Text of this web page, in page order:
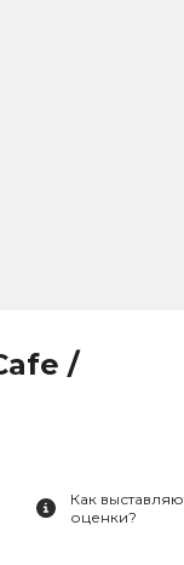
/
Как
оценки?